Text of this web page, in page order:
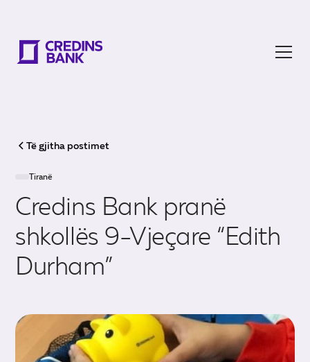
Të gjitha postimet
Tiranë
Credins Bank pranë
shkollës 9-Vjeçare “Edith
Durham”